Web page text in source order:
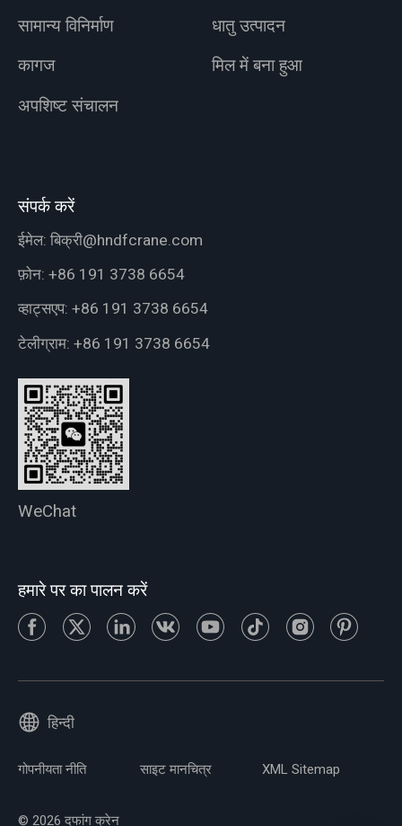
सामान्य विनिर्माण
धातु उत्पादन
कागज
मिल में बना हुआ
अपशिष्ट संचालन
संपर्क करें
ईमेल: बिक्री@hndfcrane.com
फ़ोन: +86 191 3738 6654
व्हाट्सएप: +86 191 3738 6654
टेलीग्राम: +86 191 3738 6654
WeChat
हमारे पर का पालन करें
हिन्दी
गोपनीयता नीति साइट मानचित्र XML Sitemap
© 2026 दफांग क्रेन